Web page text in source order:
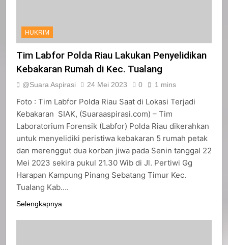
HUKRIM
Tim Labfor Polda Riau Lakukan Penyelidikan
Kebakaran Rumah di Kec. Tualang
@Suara Aspirasi 24 Mei 2023 0 1 mins
Foto : Tim Labfor Polda Riau Saat di Lokasi Terjadi
Kebakaran SIAK, (Suaraaspirasi.com) – Tim
Laboratorium Forensik (Labfor) Polda Riau dikerahkan
untuk menyelidiki peristiwa kebakaran 5 rumah petak
dan merenggut dua korban jiwa pada Senin tanggal 22
Mei 2023 sekira pukul 21.30 Wib di Jl. Pertiwi Gg
Harapan Kampung Pinang Sebatang Timur Kec.
Tualang Kab….
Selengkapnya